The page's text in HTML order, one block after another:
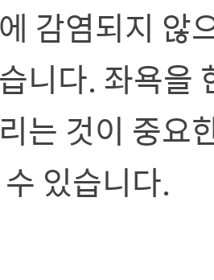
감염되지 않
니다. 좌욕을
는 것이 중요
있습니다.